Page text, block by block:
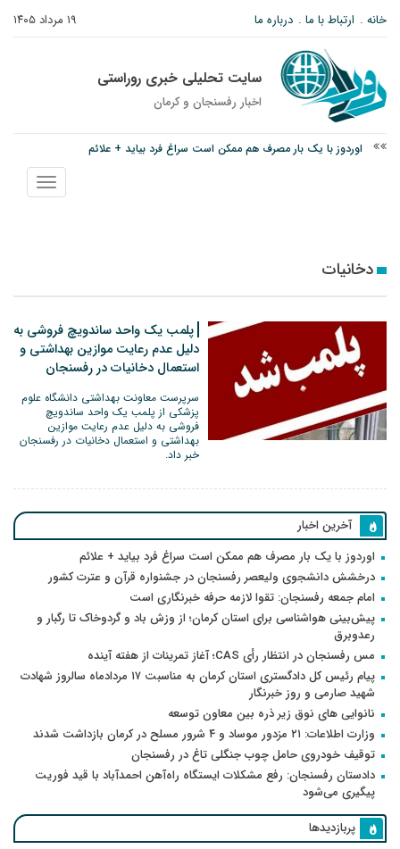
۱۹ مرداد ۱۴۰۵ خانه ارتباط با ما درباره ما
سایت تحلیلی خبری روراستی
اخبار رفسنجان و كرمان
اوردوز با یک بار مصرف هم ممکن است سراغ فرد بیاید + علائم
درخشش دانشجوی ولیعصر رفسنجان در جشنواره قرآن و عترت کشور
نمایش
منو
دخانیات
پلمب یک واحد ساندویچ‌ فروشی به
دلیل عدم رعایت موازین بهداشتی و
استعمال دخانیات در رفسنجان
سرپرست معاونت بهداشتی دانشگاه علوم
پزشکی از پلمب یک واحد ساندویچ‌
فروشی به دلیل عدم رعایت موازین
بهداشتی و استعمال دخانیات در رفسنجان
خبر داد.
آخرین اخبار
اوردوز با یک بار مصرف هم ممکن است سراغ فرد بیاید + علائم
درخشش دانشجوی ولیعصر رفسنجان در جشنواره قرآن و عترت کشور
امام جمعه رفسنجان: تقوا لازمه حرفه خبرنگاری است
پیش‌بینی هواشناسی برای استان کرمان؛ از وزش باد و گردوخاک تا رگبار و
رعدوبرق
مس رفسنجان در انتظار رأی CAS؛ آغاز تمرینات از هفته آینده
پیام رئیس کل دادگستری استان کرمان به مناسبت ۱۷ مردادماه سالروز شهادت
شهید صارمی و روز خبرنگار
نانوایی های نوق زیر ذره بین معاون توسعه
وزارت اطلاعات: ۲۱ مزدور موساد و ۴ شرور مسلح در کرمان بازداشت شدند
توقیف خودروی حامل چوب جنگلی تاغ در رفسنجان
دادستان رفسنجان: رفع مشکلات ایستگاه راه‌آهن احمدآباد با قید فوریت
پیگیری می‌شود
پربازدیدها